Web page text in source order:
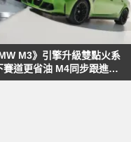
M3》引擎升級雙點火系
賽道更省油 M4同步跟進
後跟上